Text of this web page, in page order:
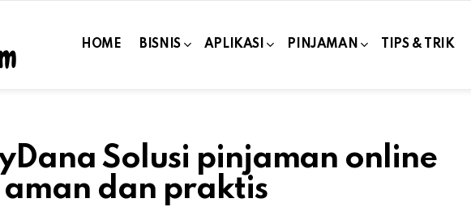
HOME BISNIS APLIKASI PINJAMAN TIPS & TRIK
Solusi pinjaman online
dan praktis